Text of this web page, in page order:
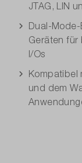
JTAG, LIN
Dual-
Geräten für
I/Os
Kompatibel
und dem